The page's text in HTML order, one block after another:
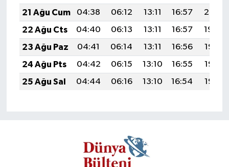
21 Ağu Cum
04:38 06:12 13:11 16:57
20:01
22 Ağu Cts
04:40 06:13 13:11 16:57
19:59
23 Ağu Paz
04:41 06:14 13:11 16:56
19:58
24 Ağu Pts
04:42 06:15 13:10 16:55
19:56
25 Ağu Sal
04:44 06:16 13:10 16:54 19:55